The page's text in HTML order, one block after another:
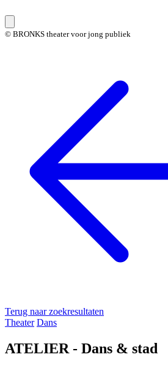
© BRONKS theater voor jong publiek
Terug naar zoekresultaten
Theater Dans
ATELIER - Dans & stad